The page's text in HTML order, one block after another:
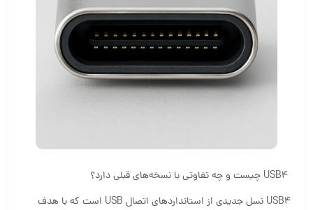
USB4 نسل جدیدی از استانداردهای اتصال USB است که با هدف